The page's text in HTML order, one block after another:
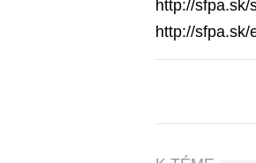
http://sfpa.sk/
http://sfpa.sk/